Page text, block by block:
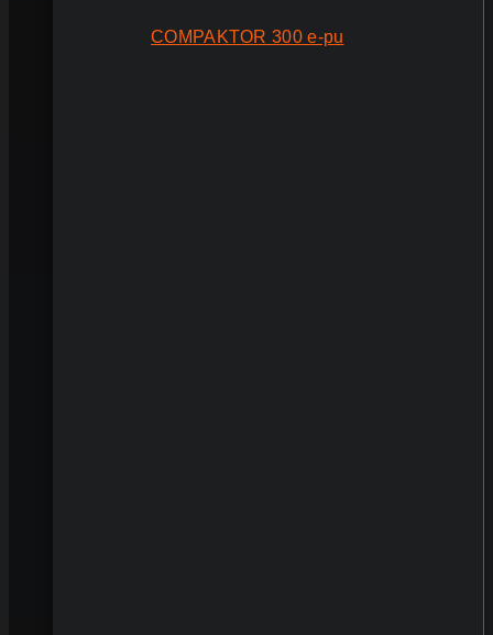
COMPAKTOR 300 e-pu